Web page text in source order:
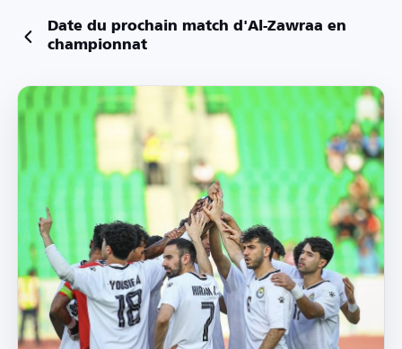
Date du prochain match d'Al-Zawraa en
championnat